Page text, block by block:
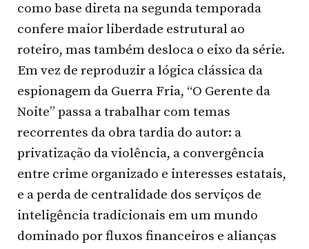
como base direta na segunda temporada
confere maior liberdade estrutural ao
roteiro, mas também desloca o eixo da série.
Em vez de reproduzir a lógica clássica da
espionagem da Guerra Fria, “O Gerente da
Noite” passa a trabalhar com temas
recorrentes da obra tardia do autor: a
privatização da violência, a convergência
entre crime organizado e interesses estatais,
e a perda de centralidade dos serviços de
inteligência tradicionais em um mundo
dominado por fluxos financeiros e alianças